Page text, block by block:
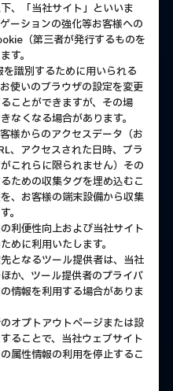
、「当社サイト」といいま
ーションの強化等お客様への
（第三者が発行するものを
す。
識別するために用いられる
使いのブラウザの設定を変更
ことができますが、その場
なくなる場合があります。
様からのアクセスデータ（お
、アクセスされた日時、ブラ
これらに限られません）その
ための収集タグを埋め込むこ
、お客様の端末設備から収集
。
利便性向上および当社サイト
めに利用いたします。
となるツール提供者は、当社
か、ツール提供者のプライバ
情報を利用する場合がありま
オプトアウトページまたは設
ることで、当社ウェブサイト
属性情報の利用を停止するこ